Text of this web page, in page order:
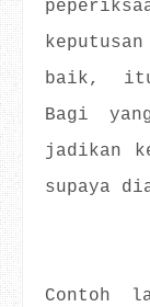
baik,
Bagi
jadikan
supaya
Contoh